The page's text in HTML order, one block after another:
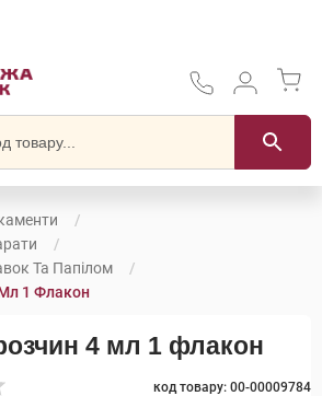
Та Папілом
1 Флакон
4 мл 1 флакон
код товару: 00-00009784